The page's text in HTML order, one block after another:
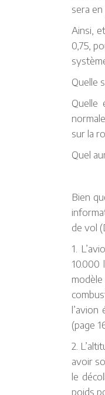
sera en
Ainsi,
0,75,
Quelle
Quelle
sur la
Quel
Bien
de vol
1.
10.000
(page
2.
avoir
le
poids